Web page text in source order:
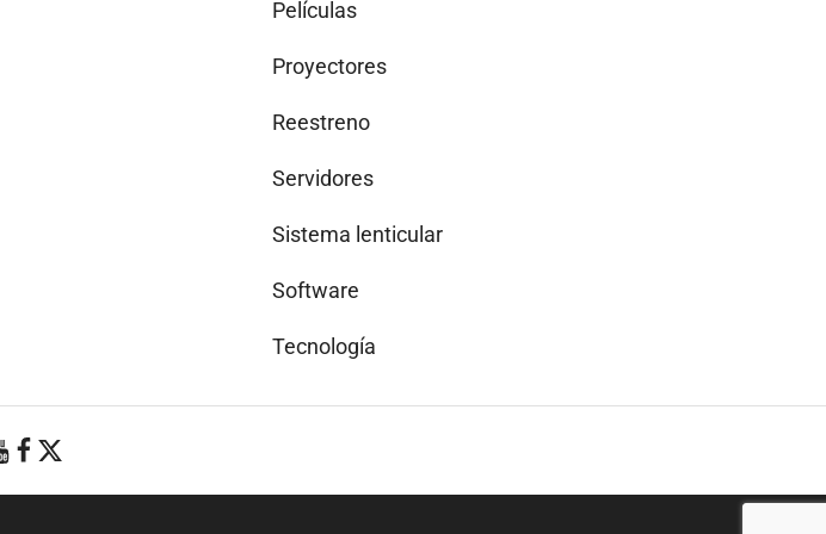
Películas
Proyectores
Reestreno
Servidores
Sistema lenticular
Software
Tecnología